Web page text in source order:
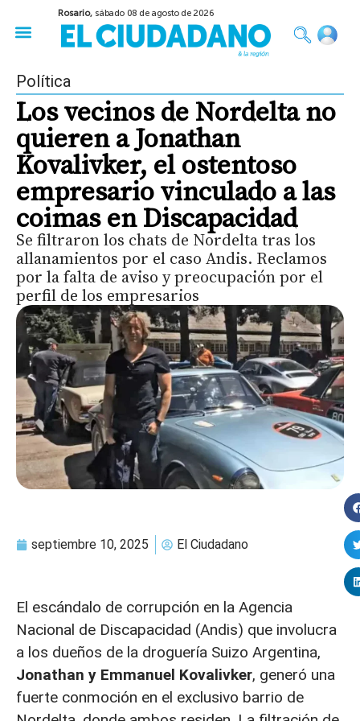
Rosario, sábado 08 de agosto de 2026
Política
Los vecinos de Nordelta no
quieren a Jonathan
Kovalivker, el ostentoso
empresario vinculado a las
coimas en Discapacidad
Se filtraron los chats de Nordelta tras los
allanamientos por el caso Andis. Reclamos
por la falta de aviso y preocupación por el
perfil de los empresarios
septiembre 10, 2025 El Ciudadano
El escándalo de corrupción en la Agencia
Nacional de Discapacidad (Andis) que involucra
a los dueños de la droguería Suizo Argentina,
Jonathan y Emmanuel Kovalivker, generó una
fuerte conmoción en el exclusivo barrio de